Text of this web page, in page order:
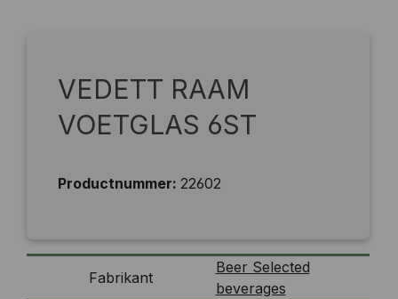
VEDETT RAAM
VOETGLAS 6ST
Productnummer: 22602
Fabrikant
Beer Selected
beverages